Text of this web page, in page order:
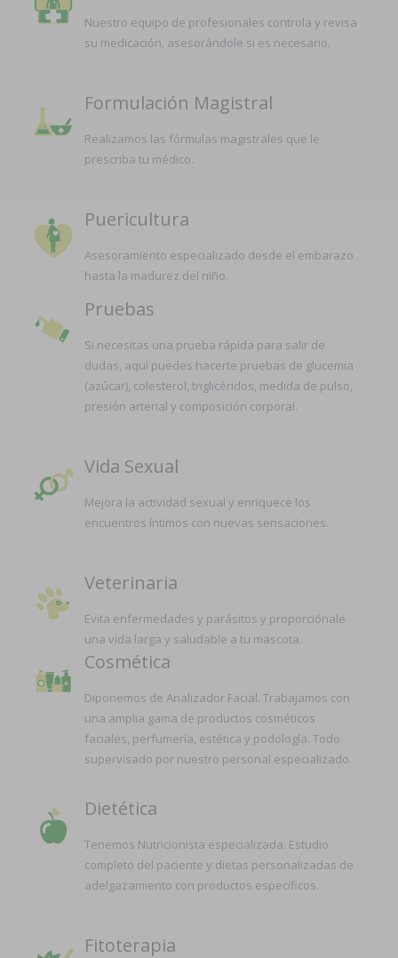
Nuestro equipo de profesionales controla y revisa
su medicación, asesorándole si es necesario.
Formulación Magistral
Realizamos las fórmulas magistrales que le
prescriba tu médico.
Puericultura
Asesoramiento especializado desde el embarazo
hasta la madurez del niño.
Pruebas
Si necesitas una prueba rápida para salir de
dudas, aquí puedes hacerte pruebas de glucemia
(azúcar), colesterol, triglicéridos, medida de pulso,
presión arterial y composición corporal.
Vida Sexual
Mejora la actividad sexual y enriquece los
encuentros íntimos con nuevas sensaciones.
Veterinaria
Evita enfermedades y parásitos y proporciónale
una vida larga y saludable a tu mascota.
Cosmética
Diponemos de Analizador Facial. Trabajamos con
una amplia gama de productos cosméticos
faciales, perfumería, estética y podología. Todo
supervisado por nuestro personal especializado.
Dietética
Tenemos Nutricionista especializada. Estudio
completo del paciente y dietas personalizadas de
adelgazamiento con productos específicos.
Fitoterapia